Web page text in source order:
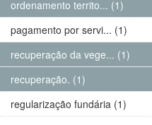
ordenamento territo... (1)
pagamento por servi... (1)
recuperação da vege... (1)
recuperação. (1)
regularização fundária (1)